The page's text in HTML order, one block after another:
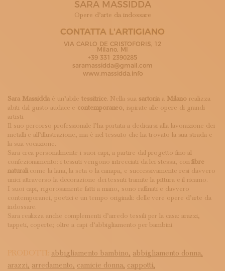
ISCRIVITI ALLA NEWSLETTER
LOGIN
SARA MASSIDDA
Opere d’arte da indossare
CONTATTA L'ARTIGIANO
VIA CARLO DE CRISTOFORIS, 12
Milano, MI
+39 331 2390285
saramassidda@gmail.com
www.massidda.info
Sara Massiddaè un’abile tessitrice. Nella sua sartoriaa Milano realizza
abiti dal gusto audace e contemporaneo, ispirate alle opere di grandi
artisti.
Il suo percorso professionale l’ha portata a dedicarsi alla lavorazione dei
metalli e all’illustrazione, ma è nel tessuto che ha trovato la sua strada e
la sua vocazione.
Sara crea personalmente i suoi capi, a partire dal progetto fino al
confezionamento: i tessuti vengono intrecciati da lei stessa, con fibre
naturalicome la lana, la seta o la canapa, e successivamente resi davvero
unici attraverso la decorazione dei tessuti tramite la pittura e il ricamo.
I suoi capi, rigorosamente fatti a mano, sono raffinati e davvero
contemporanei, poetici e un tempo originali: delle vere opere d’arte da
indossare.
Sara realizza anche complementi d’arredo tessili per la casa: arazzi,
tappeti, coperte; oltre a capi d’abbigliamento per bambini.
PRODOTTI: abbigliamento bambino, abbigliamento donna,
arazzi, arredamento, camicie donna, cappotti,